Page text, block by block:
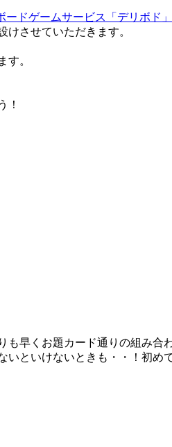
けさせていただきます。
す。
！
も早くお題カード通りの組み
といけないときも・・！初め